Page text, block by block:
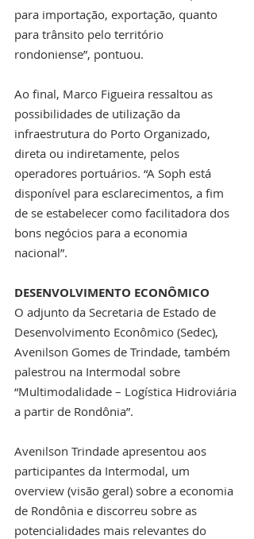
para importação, exportação, quanto
para trânsito pelo território
rondoniense”, pontuou.
Ao final, Marco Figueira ressaltou as
possibilidades de utilização da
infraestrutura do Porto Organizado,
direta ou indiretamente, pelos
operadores portuários. “A Soph está
disponível para esclarecimentos, a fim
de se estabelecer como facilitadora dos
bons negócios para a economia
nacional”.
DESENVOLVIMENTO ECONÔMICO
O adjunto da Secretaria de Estado de
Desenvolvimento Econômico (Sedec),
Avenilson Gomes de Trindade, também
palestrou na Intermodal sobre
“Multimodalidade – Logística Hidroviária
a partir de Rondônia”.
Avenilson Trindade apresentou aos
participantes da Intermodal, um
overview (visão geral) sobre a economia
de Rondônia e discorreu sobre as
potencialidades mais relevantes do